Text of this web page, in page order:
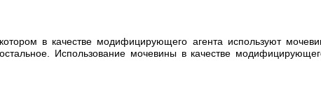
в качестве модифицирующего агента используют
Использование мочевины в качестве